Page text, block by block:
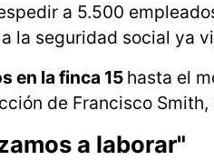
a 5.500
la seguridad social ya
en la finca 15 hasta el
de Francisco
a laborar"